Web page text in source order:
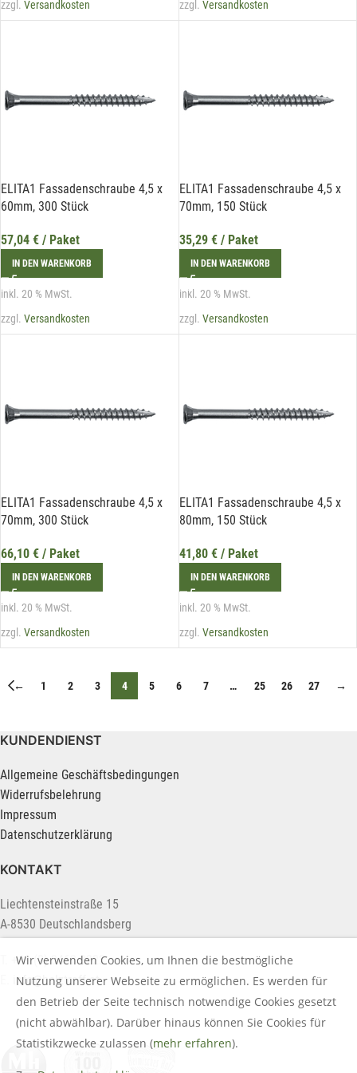
zzgl. Versandkosten
zzgl. Versandkosten
ELITA1 Fassadenschraube 4,5 x
60mm, 300 Stück
57,04 € / Paket
IN DEN WARENKORB
inkl. 20 % MwSt.
zzgl. Versandkosten
ELITA1 Fassadenschraube 4,5 x
70mm, 150 Stück
35,29 €/ Paket
IN DEN WARENKORB
inkl. 20 % MwSt.
zzgl. Versandkosten
ELITA1 Fassadenschraube 4,5 x
70mm, 300 Stück
66,10 € / Paket
IN DEN WARENKORB
inkl. 20 % MwSt.
zzgl. Versandkosten
ELITA1 Fassadenschraube 4,5 x
80mm, 150 Stück
41,80 €/ Paket
IN DEN WARENKORB
inkl. 20 % MwSt.
zzgl. Versandkosten
← 1 2 3 4 5 6 7 … 25 26 27 →
KUNDENDIENST
Allgemeine Geschäftsbedingungen
Widerrufsbelehrung
Impressum
Datenschutzerklärung
KONTAKT
Liechtensteinstraße 15
A-8530 Deutschlandsberg
T. +43 (0) 3462 2222
info@holztreff.at
Wir verwenden Cookies, um Ihnen die bestmögliche
Nutzung unserer Webseite zu ermöglichen. Es werden für
den Betrieb der Seite technisch notwendige Cookies gesetzt
(nicht abwählbar). Darüber hinaus können Sie Cookies für
Statistikzwecke zulassen (mehr erfahren).